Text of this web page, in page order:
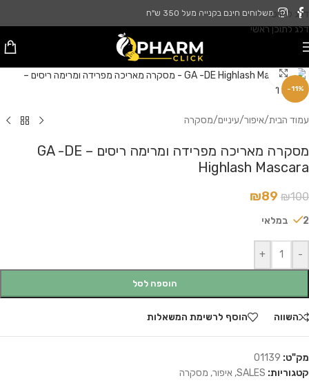
דלג לניווט
דלג לתוכן ראשי
משלוחים חינם בקנייה מעל 350 ש"ח
-11%
לחץ להגדלה
עמוד הבית/איפור/עיניים/מסקרה
מסקרה מאריכה מפרידה ומרימה ריסים – GA -DE
Highlash Mascara
₪100
₪89
2 במלאי
-
+
הוספה לסל
השווה הוסף לרשימת המשאלות
מק"ט: 01139
קטגוריות: SALES
, איפור, מסקרה